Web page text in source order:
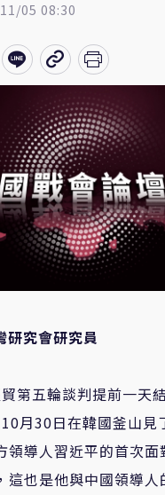
05 08:30
研究會研究員
第五輪談判提前一天
月30日在韓國釜山見
領導人習近平的首次面
這也是他與中國領導人